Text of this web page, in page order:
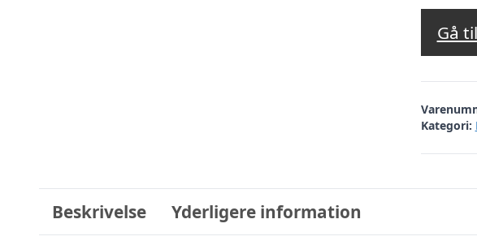
Gå
Kategori:
Beskrivelse Yderligere information